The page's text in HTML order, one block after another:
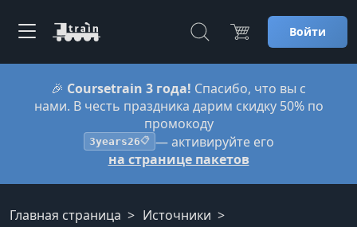
Войти
🎉 Coursetrain 3 года! Спасибо, что вы с
нами. В честь праздника дарим скидку 50% по
промокоду
3years26📋 — активируйте его
на странице пакетов
Главная страница
Источники